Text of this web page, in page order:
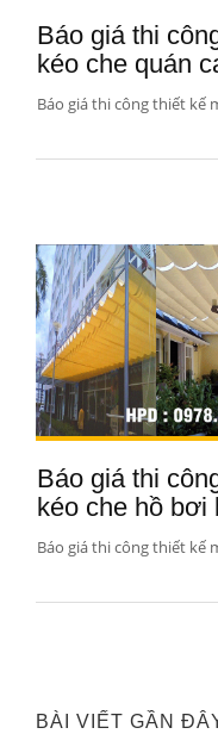
Báo giá thi
kéo che quán
Báo giá thi công thiết kế
Báo giá thi
kéo che hồ bơi
Báo giá thi công thiết kế
BÀI VIẾT GẦN